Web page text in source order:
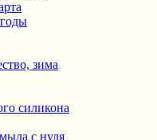
зима
силикона
с нуля